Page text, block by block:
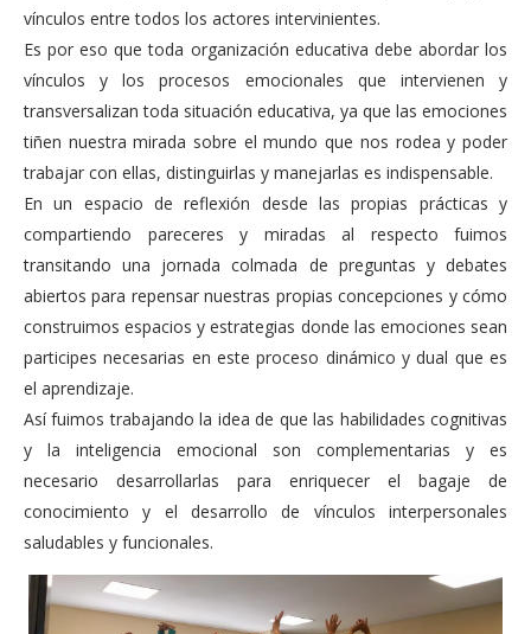
vínculos entre todos los actores intervinientes.
Es por eso que toda organización educativa debe abordar los
vínculos y los procesos emocionales que intervienen y
transversalizan toda situación educativa, ya que las emociones
tiñen nuestra mirada sobre el mundo que nos rodea y poder
trabajar con ellas, distinguirlas y manejarlas es indispensable.
En un espacio de reflexión desde las propias prácticas y
compartiendo pareceres y miradas al respecto fuimos
transitando una jornada colmada de preguntas y debates
abiertos para repensar nuestras propias concepciones y cómo
construimos espacios y estrategias donde las emociones sean
participes necesarias en este proceso dinámico y dual que es
el aprendizaje.
Así fuimos trabajando la idea de que las habilidades cognitivas
y la inteligencia emocional son complementarias y es
necesario desarrollarlas para enriquecer el bagaje de
conocimiento y el desarrollo de vínculos interpersonales
saludables y funcionales.